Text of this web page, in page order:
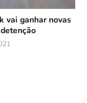
vai ganhar novas